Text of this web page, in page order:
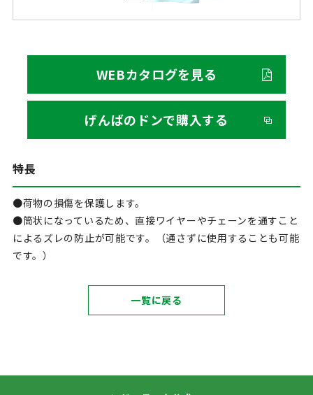
WEBカタログを見る
げんばのドンで購入する
特長
●荷物の損傷を保護します。
●筒状になっているため、直接ワイヤーやチェーンを通すこと
によるズレの防止が可能です。（通さずに使用することも可能
です。）
一覧に戻る